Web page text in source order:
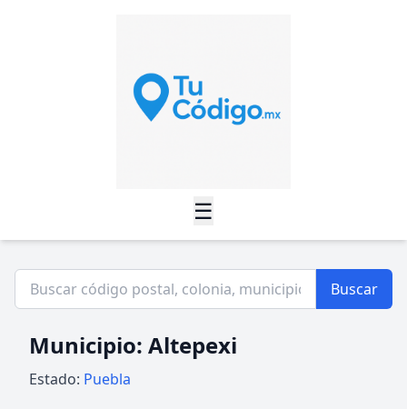
☰
Buscar
Municipio: Altepexi
Estado: Puebla